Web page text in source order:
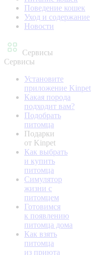
Поведение кошек
Уход и содержание
Новости
Сервисы
Сервисы
Установите
приложение Kinpet
Какая порода
подходит вам?
Подобрать
питомца
Подарки
от Kinpet
Как выбрать
и купить
питомца
Симулятор
жизни с
питомцем
Готовимся
к появлению
питомца дома
Как взять
питомца
из приюта